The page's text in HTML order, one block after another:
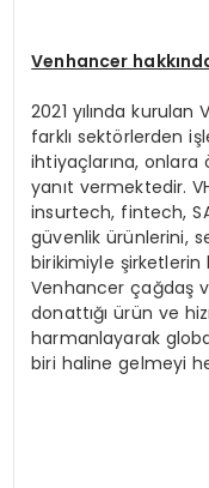
Venhancer
2021 yılında kurulan
farklı sektörlerden
ihtiyaçlarına, onlara
yanıt vermektedir.
insurtech, fintech,
güvenlik ürünlerini,
birikimiyle şirketlerin
Venhancer çağdaş
donattığı ürün ve
harmanlayarak
biri haline gelmeyi